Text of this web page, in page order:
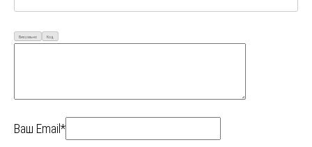
Визуально Код
Ваш Email*